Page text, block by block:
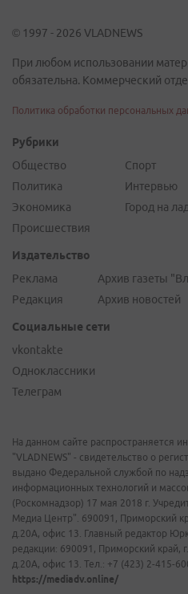
© 1997 - 2026 VLADNEWS
При любом использовании
обязательна. Коммерческий
Политика обработки персональных
Рубрики
Общество
Политика
Экономика
Происшествия
Спорт
Интервью
Город на
Издательство
Реклама
Редакция
Архив газеты
Архив новостей
Социальные сети
vkontakte
Одноклассники
Телеграм
На данном сайте распространяется
"VLADNEWS" - свидетельство о
выдано Федеральной службой по
информационных технологий и
(Роскомнадзор) 17 мая 2018 г.
Медиа Центр". 690091, Приморский
д.20А, офис 13. Главный редактор
редакции: 690091, Приморский край,
д.20А, офис 13. Тел.: +7 (423) 2-415-
https://mediadv.online/